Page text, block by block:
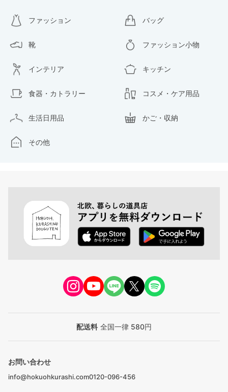
ファッション バッグ
靴 ファッション小物
インテリア キッチン
食器・カトラリー コスメ・ケア用品
生活日用品 かご・収納
その他
配送料 全国一律 580円
お問い合わせ
info@hokuohkurashi.com0120-096-456